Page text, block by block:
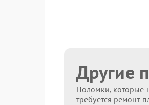
Другие
Поломки, которые
требуется ремонт